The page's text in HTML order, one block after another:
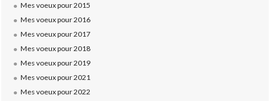
Mes voeux pour 2015
Mes voeux pour 2016
Mes voeux pour 2017
Mes voeux pour 2018
Mes voeux pour 2019
Mes voeux pour 2021
Mes voeux pour 2022